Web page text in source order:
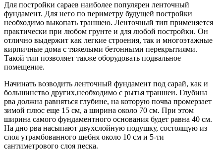
Для постройки сараев наиболее популярен ленточный
фундамент. Для него по периметру будущей постройки
необходимо выкопать траншею. Ленточный тип применяется
практически при любом грунте и для любой постройки. Он
отлично выдержит как легкие строения, так и многоэтажные
кирпичные дома с тяжелыми бетонными перекрытиями.
Такой тип позволяет также оборудовать подвальное
помещение.
Начинать возводить ленточный фундамент под сарай, как и
большинство других,необходимо с рытья траншеи. Глубина
рва должна равняться глубине, на которую почва промерзает
зимой плюс еще 15 см, а ширина около 70 см. При этом
ширина самого фундаментного основания будет равна 40 см.
На дно рва насыпают двухслойную подушку, состоящую из
слоя утрамбованного щебня около 10 см и 5-ти
сантиметрового слоя песка.